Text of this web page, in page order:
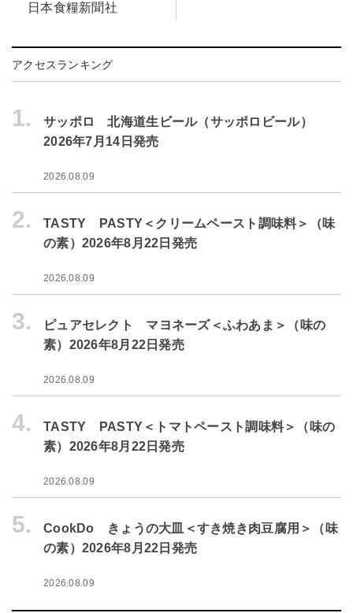
日本食糧新聞社
アクセスランキング
1.
サッポロ 北海道生ビール（サッポロビール）
2026年7月14日発売
2026.08.09
2.
TASTY PASTY＜クリームペースト調味料＞（味
の素）2026年8月22日発売
2026.08.09
3.
ピュアセレクト マヨネーズ＜ふわあま＞（味の
素）2026年8月22日発売
2026.08.09
4.
TASTY PASTY＜トマトペースト調味料＞（味の
素）2026年8月22日発売
2026.08.09
5.
CookDo きょうの大皿＜すき焼き肉豆腐用＞（味
の素）2026年8月22日発売
2026.08.09